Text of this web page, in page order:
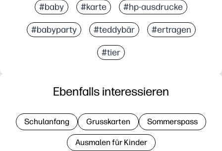
#baby #karte #hp-ausdrucke
#babyparty #teddybär #ertragen
#tier
Ebenfalls interessieren
Schulanfang Grusskarten Sommerspass
Ausmalen für Kinder